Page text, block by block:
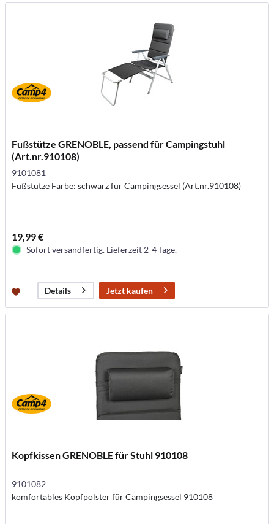
Fußstütze GRENOBLE, passend für Campingstuhl
(Art.nr.910108)
9101081
Fußstütze Farbe: schwarz für Campingsessel (Art.nr.910108)
19,99 €
Sofort versandfertig. Lieferzeit 2-4 Tage.
Details Jetzt kaufen
Kopfkissen GRENOBLE für Stuhl 910108
9101082
komfortables Kopfpolster für Campingsessel 910108